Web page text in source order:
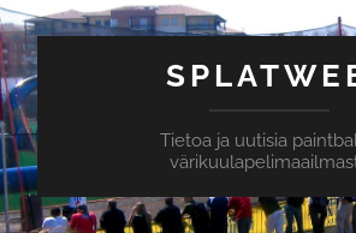
Tietoa ja uutisia